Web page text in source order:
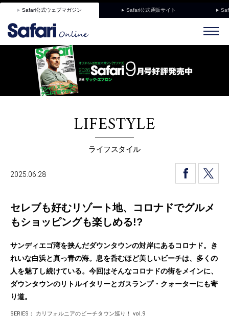
Safari公式ウェブマガジン Safari公式通販サイト
LIFESTYLE
ライフスタイル
2025.06.28
セレブも好むリゾート地、コロナドでグルメ
もショッピングも楽しめる!?
サンディエゴ湾を挟んだダウンタウンの対岸にあるコロナド。き
れいな白浜と真っ青の海。息を呑むほど美しいビーチは、多くの
人を魅了し続けている。今回はそんなコロナドの街をメインに、
ダウンタウンのリトルイタリーとガスランプ・クォーターにも寄
り道。
SERIES：
カリフォルニアのビーチタウン巡り！ vol.9